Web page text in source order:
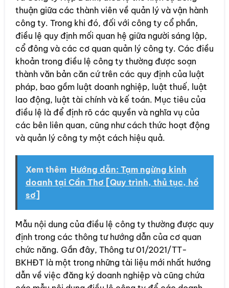
thuận giữa các thành viên về quản lý và vận hành
công ty. Trong khi đó, đối với công ty cổ phần,
điều lệ quy định mối quan hệ giữa người sáng lập,
cổ đông và các cơ quan quản lý công ty. Các điều
khoản trong điều lệ công ty thường được soạn
thành văn bản căn cứ trên các quy định của luật
pháp, bao gồm luật doanh nghiệp, luật thuế, luật
lao động, luật tài chính và kế toán. Mục tiêu của
điều lệ là để định rõ các quyền và nghĩa vụ của
các bên liên quan, cũng như cách thức hoạt động
và quản lý công ty một cách hiệu quả.
Xem thêm Hướng dẫn: Tạm ngừng kinh
doanh tại Cần Thơ [Quy trình, thủ tục, hồ
sơ]
Mẫu nội dung của điều lệ công ty thường được quy
định trong các thông tư hướng dẫn của cơ quan
chức năng. Gần đây, Thông tư 01/2021/TT-
BKHĐT là một trong những tài liệu mới nhất hướng
dẫn về việc đăng ký doanh nghiệp và cũng chứa